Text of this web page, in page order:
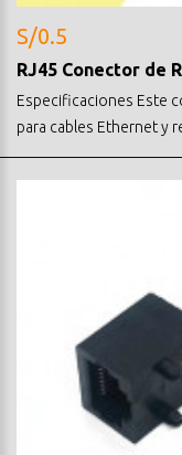
S/0.5
RJ45 Conector de
Especificaciones Este
para cables Ethernet y